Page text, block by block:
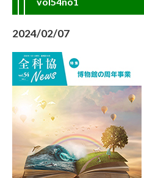
2024/02/07